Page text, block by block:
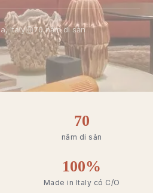
Italy
70 năm di sản
70
năm di sản
100%
Made in Italy có C/O